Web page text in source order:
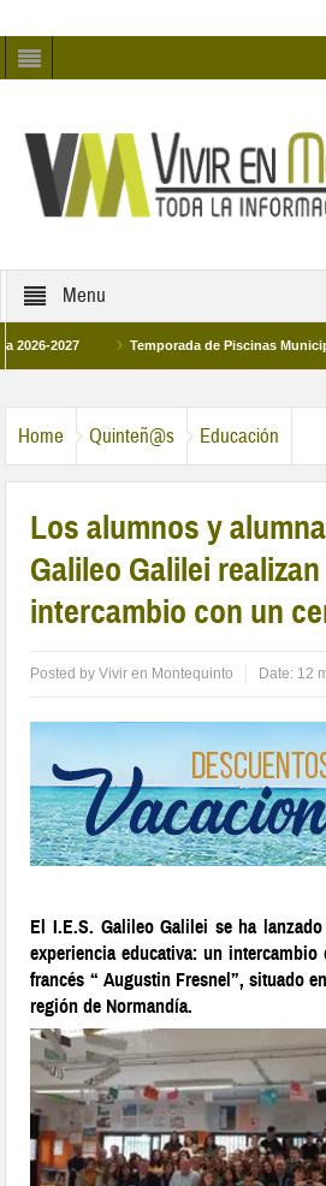
Menu
Temporada de Piscinas Municipales
Home Quinteñ@s Educación
Los alumnos y
Galileo Galilei
intercambio con un
Posted byVivir en Montequinto Date: 12
El I.E.S. Galileo Galilei se ha
experiencia educativa: un
francés “ Augustin Fresnel”, situado
región de Normandía.